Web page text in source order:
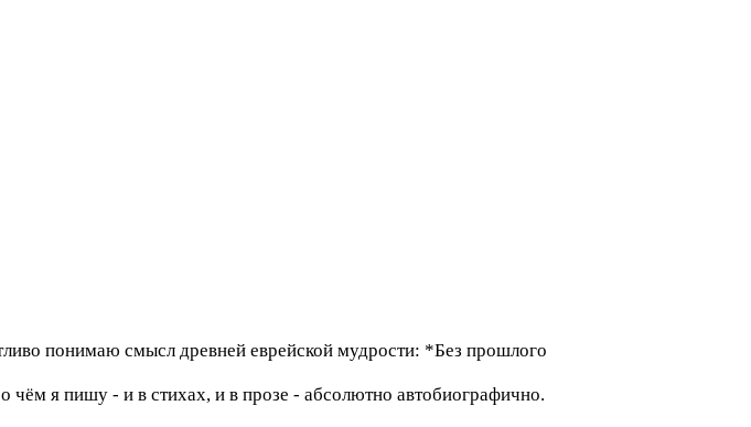
понимаю смысл древней еврейской мудрости: *Без прошлого
чём я пишу - и в стихах, и в прозе - абсолютно автобиографично.